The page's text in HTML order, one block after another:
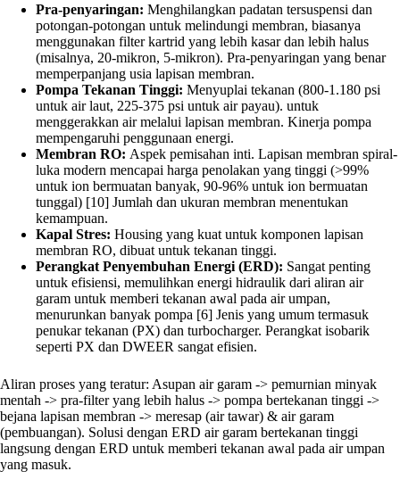
Pra-penyaringan: Menghilangkan padatan tersuspensi dan
potongan-potongan untuk melindungi membran, biasanya
menggunakan filter kartrid yang lebih kasar dan lebih halus
(misalnya, 20-mikron, 5-mikron). Pra-penyaringan yang benar
memperpanjang usia lapisan membran.
Pompa Tekanan Tinggi: Menyuplai tekanan (800-1.180 psi
untuk air laut, 225-375 psi untuk air payau). untuk
menggerakkan air melalui lapisan membran. Kinerja pompa
mempengaruhi penggunaan energi.
Membran RO: Aspek pemisahan inti. Lapisan membran spiral-
luka modern mencapai harga penolakan yang tinggi (>99%
untuk ion bermuatan banyak, 90-96% untuk ion bermuatan
tunggal) [10] Jumlah dan ukuran membran menentukan
kemampuan.
Kapal Stres: Housing yang kuat untuk komponen lapisan
membran RO, dibuat untuk tekanan tinggi.
Perangkat Penyembuhan Energi (ERD): Sangat penting
untuk efisiensi, memulihkan energi hidraulik dari aliran air
garam untuk memberi tekanan awal pada air umpan,
menurunkan banyak pompa [6] Jenis yang umum termasuk
penukar tekanan (PX) dan turbocharger. Perangkat isobarik
seperti PX dan DWEER sangat efisien.
Aliran proses yang teratur: Asupan air garam -> pemurnian minyak
mentah -> pra-filter yang lebih halus -> pompa bertekanan tinggi ->
bejana lapisan membran -> meresap (air tawar) & air garam
(pembuangan). Solusi dengan ERD air garam bertekanan tinggi
langsung dengan ERD untuk memberi tekanan awal pada air umpan
yang masuk.